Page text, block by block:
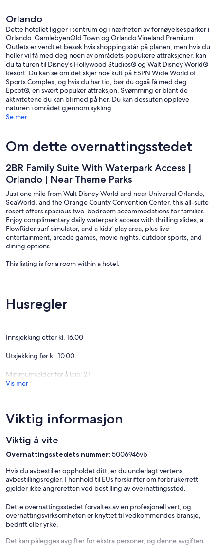
Orlando
Dette hotellet ligger i sentrum og i nærheten av fornøyelsesparker i
Orlando. GamlebyenOld Town og Orlando Vineland Premium
Outlets er verdt et besøk hvis shopping står på planen, men hvis du
heller vil få med deg noen av områdets populære attraksjoner, kan
du ta turen til Disney's Hollywood Studios® og Walt Disney World®
Resort. Du kan se om det skjer noe kult på ESPN Wide World of
Sports Complex, og hvis du har tid, bør du også få med deg
Epcot®, en svært populær attraksjon. Svømming er blant de
aktivitetene du kan bli med på her. Du kan dessuten oppleve
naturen i området gjennom sykling.
Se mer
Om dette overnattingsstedet
2BR Family Suite With Waterpark Access |
Orlando | Near Theme Parks
Just one mile from Walt Disney World and near Universal Orlando,
SeaWorld, and the Orange County Convention Center, this all-suite
resort offers spacious two-bedroom accommodations for families.
Enjoy complimentary daily waterpark access with thrilling slides, a
FlowRider surf simulator, and a kids’ play area, plus live
entertainment, arcade games, movie nights, outdoor sports, and
dining options.
This listing is for a room within a hotel.
✦ Cleaning services included in the nightly price.
✦ The minimum age required for check-in is 21 years old.
✦ Please ensure you have a valid ID for check-in, as it is mandatory
———————————————
During your stay, you will have access to the property and amenities
according to the following schedule:
✦ Check-in is available from 04:00 pm.
✦ You may keep your luggage at the front desk if you arrive early.
✦ Public or shared fitness center is available, available in the
property.
✦ Paid parking lot – 1 space(s), available for $34.88 per day.
Husregler
Innsjekking etter kl. 16.00
Utsjekking før kl. 10.00
Minimumsalder for å leie: 21
Vis mer
Viktig informasjon
Viktig å vite
Overnattingsstedets nummer: 5006946vb
Hvis du avbestiller oppholdet ditt, er du underlagt vertens
avbestillingsregler. I henhold til EUs forskrifter om forbrukerrett
gjelder ikke angreretten ved bestilling av overnattingssted.
Dette overnattingsstedet forvaltes av en profesjonell vert, og
overnattingsvirksomheten er knyttet til vedkommendes bransje,
bedrift eller yrke.
Det kan pålegges avgifter for ekstra personer, og denne avgiften